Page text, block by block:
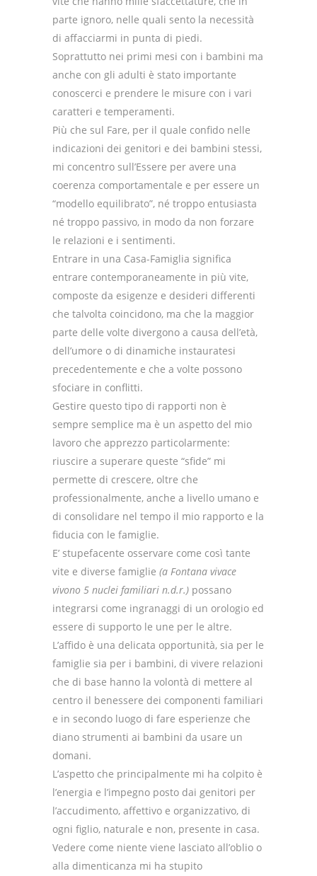
parte ignoro, nelle quali sento la necessità
di affacciarmi in punta di piedi.
Soprattutto nei primi mesi con i bambini ma
anche con gli adulti è stato importante
conoscerci e prendere le misure con i vari
caratteri e temperamenti.
Più che sul Fare, per il quale confido nelle
indicazioni dei genitori e dei bambini stessi,
mi concentro sull’Essere per avere una
coerenza comportamentale e per essere un
“modello equilibrato”, né troppo entusiasta
né troppo passivo, in modo da non forzare
le relazioni e i sentimenti.
Entrare in una Casa-Famiglia significa
entrare contemporaneamente in più vite,
composte da esigenze e desideri differenti
che talvolta coincidono, ma che la maggior
parte delle volte divergono a causa dell’età,
dell’umore o di dinamiche instauratesi
precedentemente e che a volte possono
sfociare in conflitti.
Gestire questo tipo di rapporti non è
sempre semplice ma è un aspetto del mio
lavoro che apprezzo particolarmente:
riuscire a superare queste “sfide” mi
permette di crescere, oltre che
professionalmente, anche a livello umano e
di consolidare nel tempo il mio rapporto e la
fiducia con le famiglie.
E’ stupefacente osservare come così tante
vite e diverse famiglie (a Fontana vivace
vivono 5 nuclei familiari n.d.r.) possano
integrarsi come ingranaggi di un orologio ed
essere di supporto le une per le altre.
L’affido è una delicata opportunità, sia per le
famiglie sia per i bambini, di vivere relazioni
che di base hanno la volontà di mettere al
centro il benessere dei componenti familiari
e in secondo luogo di fare esperienze che
diano strumenti ai bambini da usare un
domani.
L’aspetto che principalmente mi ha colpito è
l’energia e l’impegno posto dai genitori per
l’accudimento, affettivo e organizzativo, di
ogni figlio, naturale e non, presente in casa.
Vedere come niente viene lasciato all’oblio o
alla dimenticanza mi ha stupito